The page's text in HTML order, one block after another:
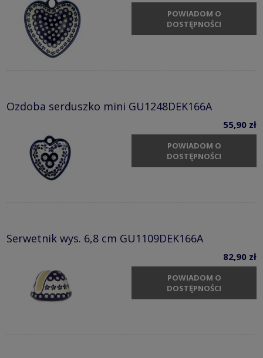
POWIADOM O
DOSTĘPNOŚCI
Ozdoba serduszko mini GU1248DEK166A
55,90 zł
POWIADOM O
DOSTĘPNOŚCI
Serwetnik wys. 6,8 cm GU1109DEK166A
82,90 zł
POWIADOM O
DOSTĘPNOŚCI